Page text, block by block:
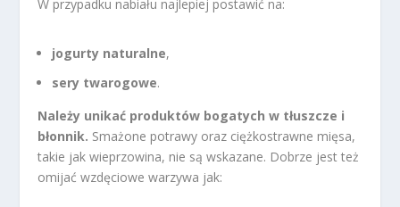
W przypadku nabiału najlepiej postawić na:
jogurty naturalne,
sery twarogowe.
Należy unikać produktów bogatych w tłuszcze i
błonnik. Smażone potrawy oraz ciężkostrawne mięsa,
takie jak wieprzowina, nie są wskazane. Dobrze jest też
omijać wzdęciowe warzywa jak: